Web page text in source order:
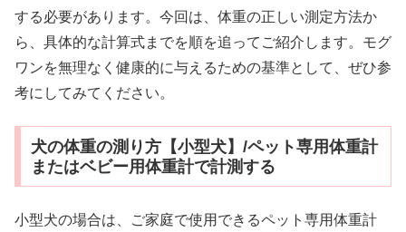
する必要があります。今回は、体重の正しい測定方法か
ら、具体的な計算式までを順を追ってご紹介します。モグ
ワンを無理なく健康的に与えるための基準として、ぜひ参
考にしてみてください。
犬の体重の測り方【小型犬】/ペット専用体重計
またはベビー用体重計で計測する
小型犬の場合は、ご家庭で使用できるペット専用体重計